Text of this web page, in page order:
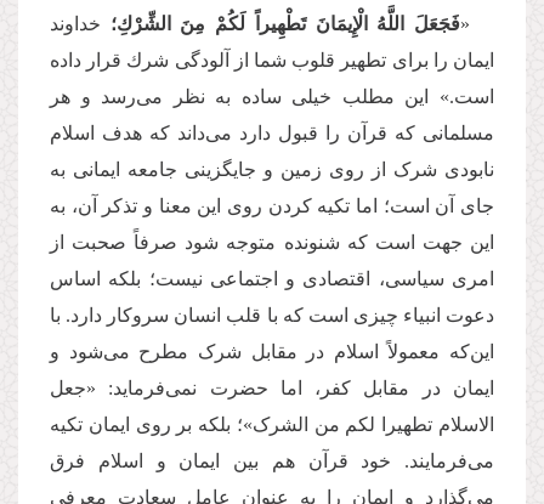
«فَجَعَلَ اللَّهُ الْإِیمَانَ تَطْهِیراً لَكُمْ مِنَ الشِّرْكِ؛ خداوند
ایمان را براى تطهیر قلوب شما از آلودگى شرك قرار داده
است.» این مطلب خیلی ساده به نظر می‌رسد و هر
مسلمانی که قرآن را قبول دارد می‌داند که هدف اسلام
نابودی شرک از روی زمین و جایگزینی جامعه ایمانی به
جای آن است؛ اما تکیه کردن روی این معنا و تذکر آن، به
این جهت است که شنونده متوجه شود صرفاً صحبت از
امری سیاسی، اقتصادی و اجتماعی نیست؛ بلکه اساس
دعوت انبیاء چیزی است که با قلب انسان سروکار دارد. با
این‌که معمولاً اسلام در مقابل شرک مطرح می‌شود و
ایمان در مقابل کفر، اما حضرت نمی‌فرماید: «جعل
الاسلام تطهیرا لکم من الشرک»؛ بلکه بر روی ایمان تکیه
می‌فرمایند. خود قرآن هم بین ایمان و اسلام فرق
می‌گذارد و ایمان را به عنوان عامل سعادت معرفی